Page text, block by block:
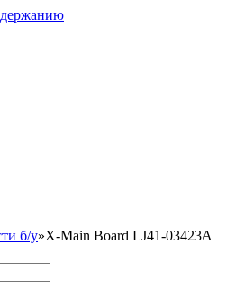
б/у»X-Main Board LJ41-03423A